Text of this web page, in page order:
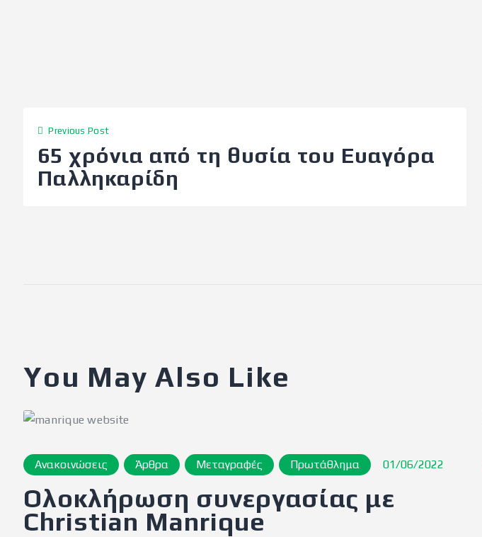
Previous Post
65 χρόνια από τη θυσία του Ευαγόρα
Παλληκαρίδη
You May Also Like
Ανακοινώσεις Άρθρα Μεταγραφές Πρωτάθλημα 01/06/2022
Ολοκλήρωση συνεργασίας με
Christian Manrique